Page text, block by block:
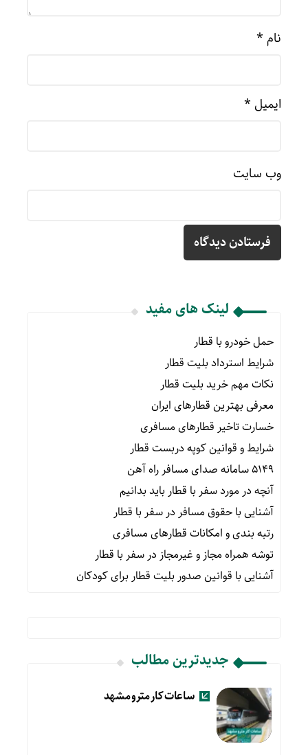
نام *
ایمیل *
وب‌ سایت
لینک های مفید
حمل خودرو با قطار
شرایط استرداد بلیت قطار
نکات مهم خرید بلیت قطار
معرفی بهترین قطارهای ایران
خسارت تاخیر قطارهای مسافری
شرایط و قوانین کوپه دربست قطار
۵۱۴۹ سامانه صدای مسافر راه آهن
آنچه در مورد سفر با قطار باید بدانیم
آشنایی با حقوق مسافر در سفر با قطار
رتبه بندی و امکانات قطارهای مسافری
توشه همراه مجاز و غیرمجاز در سفر با قطار
آشنایی با قوانین صدور بلیت قطار برای کودکان
جدیدترین مطالب
ساعات کار مترو مشهد